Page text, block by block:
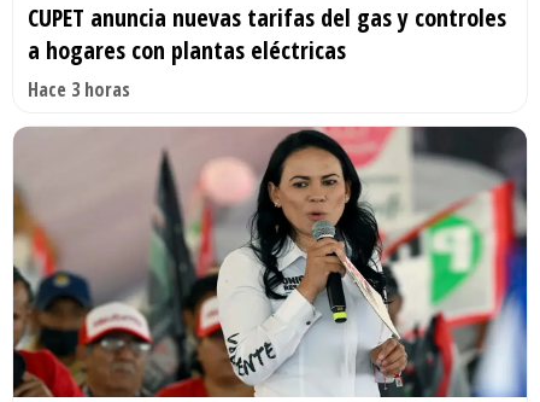
CUPET anuncia nuevas tarifas del gas y controles
a hogares con plantas eléctricas
Hace 3 horas